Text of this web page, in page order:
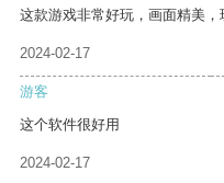
这款游戏非常好玩，画面精美，
2024-02-17
游客
这个软件很好用
2024-02-17